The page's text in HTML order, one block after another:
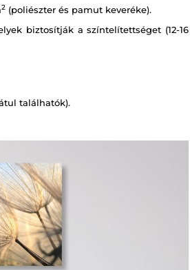
2 (poliészter és pamut keveréke).
biztosítják a színtelítettséget (12-16
találhatók).